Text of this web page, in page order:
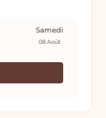
Samedi
08 Août